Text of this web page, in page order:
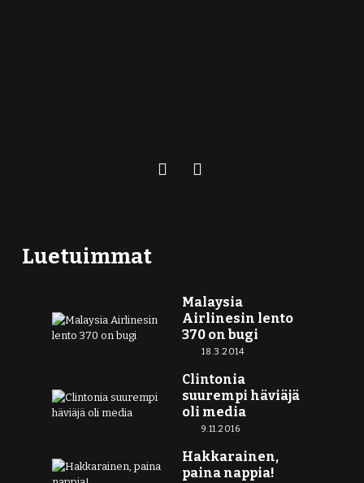
Luetuimmat
Malaysia
Airlinesin lento
370 on bugi
18.3.2014
Clintonia
suurempi häviäjä
oli media
9.11.2016
Hakkarainen,
paina nappia!